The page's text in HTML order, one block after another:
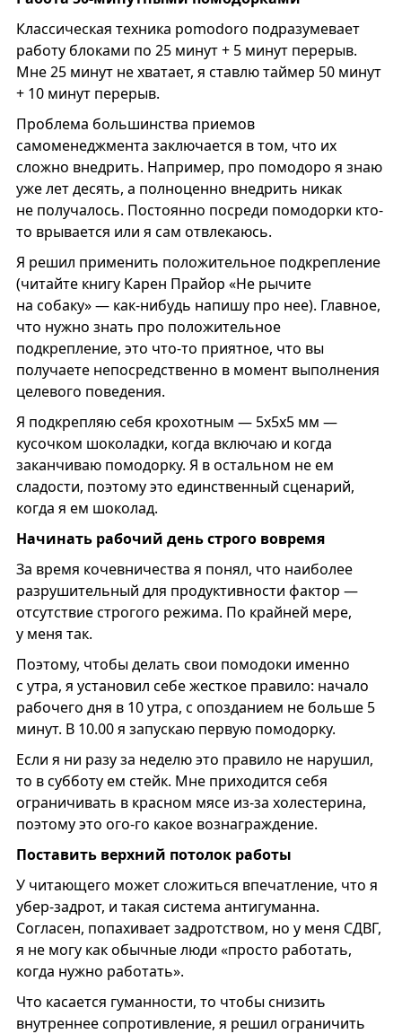
Классическая техника pomodoro подразумевает
работу блоками по 25 минут + 5 минут перерыв.
Мне 25 минут не хватает, я ставлю таймер 50 минут
+ 10 минут перерыв.
Проблема большинства приемов
самоменеджмента заключается в том, что их
сложно внедрить. Например, про помодоро я знаю
уже лет десять, а полноценно внедрить никак
не получалось. Постоянно посреди помодорки кто-
то врывается или я сам отвлекаюсь.
Я решил применить положительное подкрепление
(читайте книгу Карен Прайор «Не рычите
на собаку» — как-нибудь напишу про нее). Главное,
что нужно знать про положительное
подкрепление, это что-то приятное, что вы
получаете непосредственно в момент выполнения
целевого поведения.
Я подкрепляю себя крохотным — 5х5х5 мм —
кусочком шоколадки, когда включаю и когда
заканчиваю помодорку. Я в остальном не ем
сладости, поэтому это единственный сценарий,
когда я ем шоколад.
Начинать рабочий день строго вовремя
За время кочевничества я понял, что наиболее
разрушительный для продуктивности фактор —
отсутствие строгого режима. По крайней мере,
у меня так.
Поэтому, чтобы делать свои помодоки именно
с утра, я установил себе жесткое правило: начало
рабочего дня в 10 утра, с опозданием не больше 5
минут. В 10.00 я запускаю первую помодорку.
Если я ни разу за неделю это правило не нарушил,
то в субботу ем стейк. Мне приходится себя
ограничивать в красном мясе из-за холестерина,
поэтому это ого-го какое вознаграждение.
Поставить верхний потолок работы
У читающего может сложиться впечатление, что я
убер-задрот, и такая система антигуманна.
Согласен, попахивает задротством, но у меня СДВГ,
я не могу как обычные люди «просто работать,
когда нужно работать».
Что касается гуманности, то чтобы снизить
внутреннее сопротивление, я решил ограничить